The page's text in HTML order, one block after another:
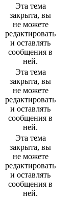
Эта тема
закрыта, вы
не можете
редактировать
и оставлять
сообщения в
ней.
Эта тема
закрыта, вы
не можете
редактировать
и оставлять
сообщения в
ней.
Эта тема
закрыта, вы
не можете
редактировать
и оставлять
сообщения в
ней.